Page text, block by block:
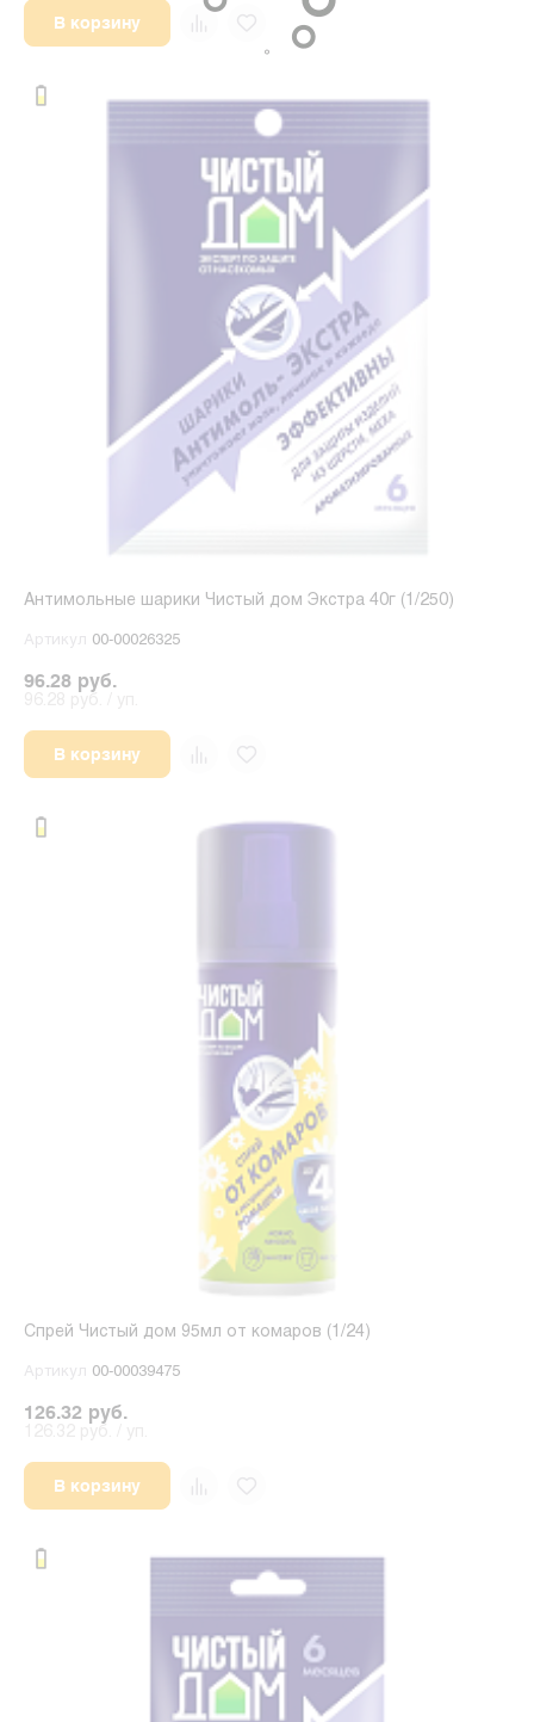
В корзину
Антимольные шарики Чистый дом Экстра 40г (1/250)
Артикул 00-00026325
96.28 руб.
В корзину
Спрей Чистый дом 95мл от комаров (1/24)
Артикул 00-00039475
126.32 руб.
В корзину